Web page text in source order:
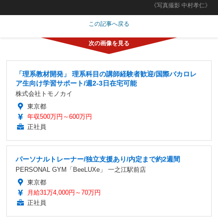
《写真撮影 中村孝仁》
この記事へ戻る
「理系教材開発」 理系科目の講師経験者歓迎/国際バカロレ
ア生向け学習サポート/週2-3日在宅可能
株式会社トモノカイ
東京都
年収500万円～600万円
正社員
パーソナルトレーナー/独立支援あり/内定まで約2週間
PERSONAL GYM「BeeLUXe」 一之江駅前店
東京都
月給31万4,000円～70万円
正社員